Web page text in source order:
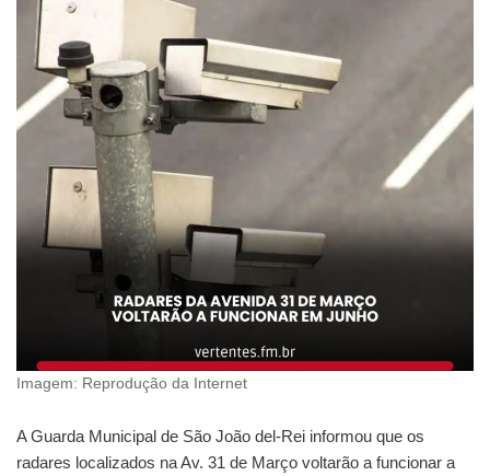
Imagem: Reprodução da Internet
A Guarda Municipal de São João del-Rei informou que os
radares localizados na Av. 31 de Março voltarão a funcionar a